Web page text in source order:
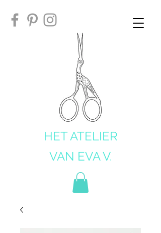
HET ATELIER
VAN EVA V.